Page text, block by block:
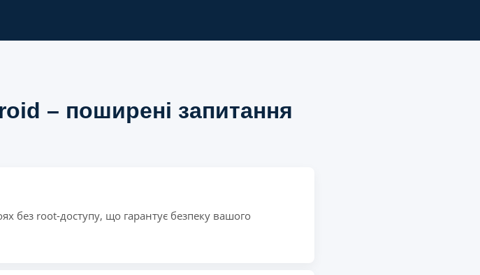
– поширені запитання
без root-доступу, що гарантує безпеку вашого